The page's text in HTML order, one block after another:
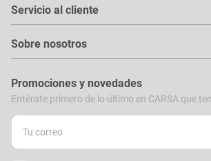
Servicio al cliente
Sobre nosotros
Promociones y novedades
Entérate primero de lo último en CARSA que